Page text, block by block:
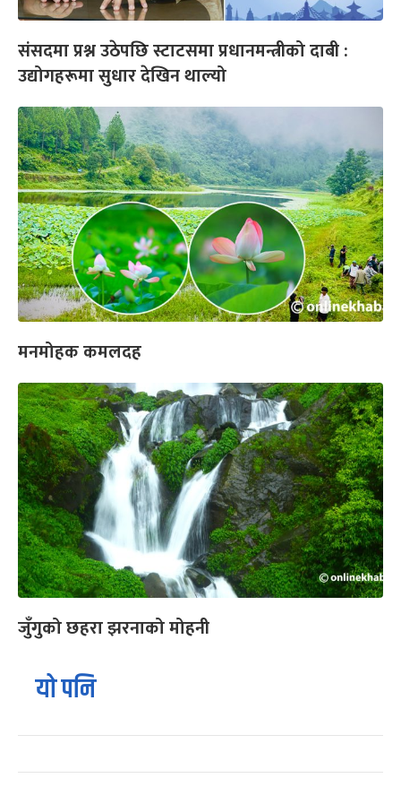
संसदमा प्रश्न उठेपछि स्टाटसमा प्रधानमन्त्रीको दाबी :
उद्योगहरूमा सुधार देखिन थाल्यो
मनमोहक कमलदह
जुँगुको छहरा झरनाको मोहनी
यो पनि